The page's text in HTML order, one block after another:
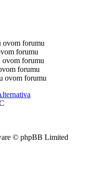
ovom forumu
forumu
ovom forumu
forumu
ovom forumu
© phpBB Limited